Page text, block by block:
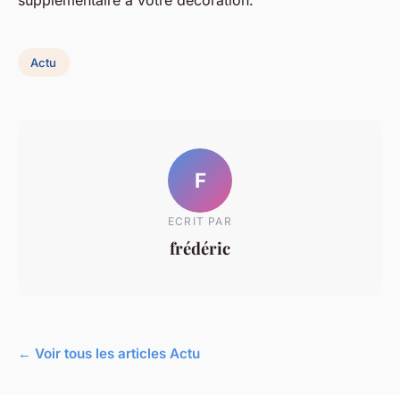
Actu
F
ECRIT PAR
frédéric
← Voir tous les articles Actu